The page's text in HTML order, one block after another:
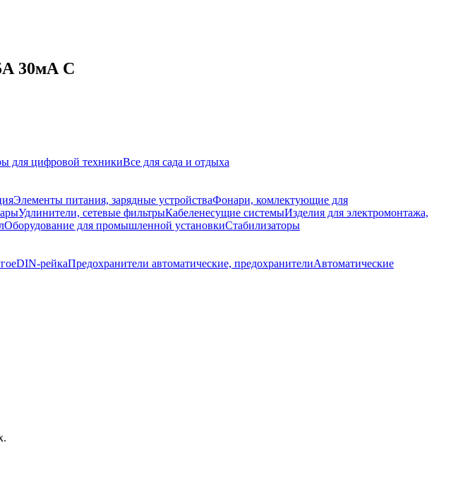
30мА С
для цифровой техникиВсе для сада и отдыха
Элементы питания, зарядные устройстваФонари, комлектующие для
Удлинители, сетевые фильтрыКабеленесущие системыИзделия для электромонтажа,
Оборудование для промышленной установкиСтабилизаторы
DIN-рейкаПредохранители автоматические, предохранителиАвтоматические